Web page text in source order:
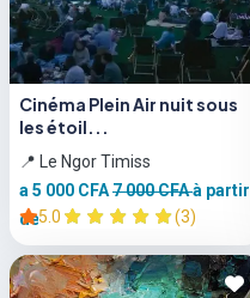
Cinéma Plein Air nuit sous
les étoil...
📍 Le Ngor Timiss
a 5 000 CFA7 000 CFAà partir
de5.0 (3)